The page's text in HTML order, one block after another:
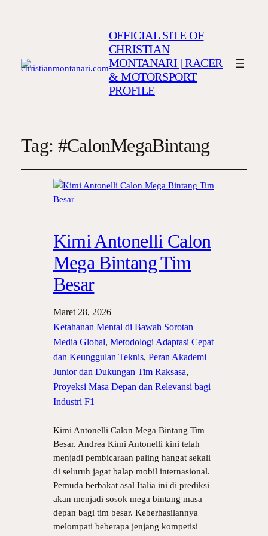
OFFICIAL SITE OF
CHRISTIAN
MONTANARI | RACER
& MOTORSPORT
PROFILE
Tag: #CalonMegaBintang
Kimi Antonelli Calon
Mega Bintang Tim
Besar
Maret 28, 2026
Ketahanan Mental di Bawah Sorotan
Media Global, Metodologi Adaptasi Cepat
dan Keunggulan Teknis, Peran Akademi
Junior dan Dukungan Tim Raksasa
Proyeksi Masa Depan dan Relevansi bagi
Industri F1
Kimi Antonelli Calon Mega Bintang Tim
Besar. Andrea Kimi Antonelli kini telah
menjadi pembicaraan paling hangat sekali
di seluruh jagat balap mobil internasional.
Pemuda berbakat asal Italia ini di prediksi
akan menjadi sosok mega bintang masa
depan bagi tim besar. Keberhasilannya
melompati beberapa jenjang kompetisi